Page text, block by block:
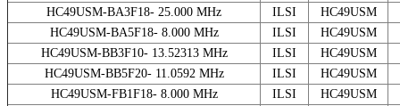
HC49USM-BA3F18- 25.000 MHz
ILSI
HC49USM
HC49USM-BA5F18- 8.000 MHz
ILSI
HC49USM
HC49USM-BB3F10- 13.52313 MHz
ILSI
HC49USM
HC49USM-BB5F20- 11.0592 MHz
ILSI
HC49USM
HC49USM-FB1F18- 8.000 MHz
ILSI
HC49USM